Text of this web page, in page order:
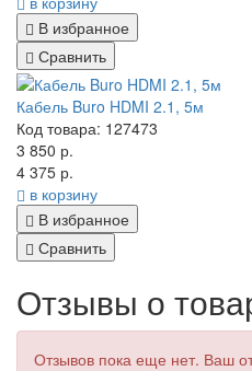
В избранное
Сравнить
Кабель Buro HDMI 2.1, 5м
Код товара: 127473
3 850 р.
4 375 р.
в корзину
В избранное
Сравнить
Отзывы о
Отзывов пока еще нет. Ваш